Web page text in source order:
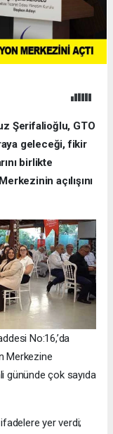
Şerifalioğlu, GTO
geleceği, fikir
birlikte
açılışını
No:16,’da
Merkezine
gününde çok sayıda
yer verdi;